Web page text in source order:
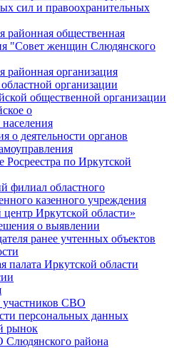
сил и правоохранительных
районная общественная
"Совет женщин Слюдянского
районная организация
организации
общественной организации
о
о деятельности органов
Росреестра по Иркутской
филиал областного
казенного учреждения
Иркутской области»
о выявлении
ранее учтенных объектов
палата Иркутской области
СВО
персональных данных
рынок
района